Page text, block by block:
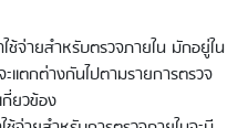
ช้จ่ายสำหรับตรวจภายใน มักอยู่ใน
ตกต่างกันไปตามรายการตรวจ
ยวข้อง